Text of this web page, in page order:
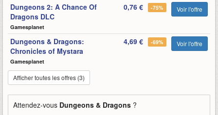
Dungeons 2: A Chance Of
Dragons DLC
Gamesplanet
0,76 € -75% Voir l'offre
Dungeons & Dragons:
Chronicles of Mystara
Gamesplanet
4,69 € -69% Voir l'offre
Afficher toutes les offres (3)
Attendez-vous Dungeons & Dragons ?